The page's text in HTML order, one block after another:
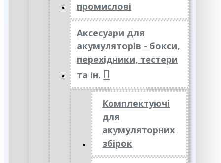
промислові
Аксесуари для
акумуляторів - бокси,
перехідники, тестери
та ін.
Комплектуючі
для
акумуляторних
збірок